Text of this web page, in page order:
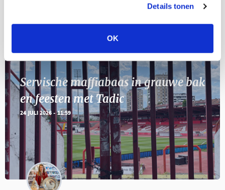
Details tonen
OK
Servische maffiabaas in grauwe bak
en feesten met Tadic
24 JULI 2026 - 11:59